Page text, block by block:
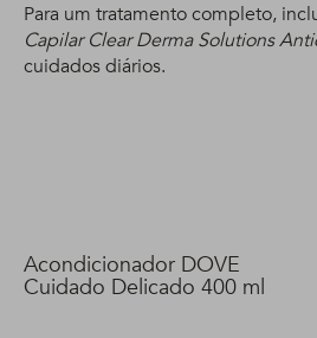
Para um tratamento completo,
Capilar Clear Derma Solutions
cuidados diários.
Acondicionador DOVE
Cuidado Delicado 400 ml